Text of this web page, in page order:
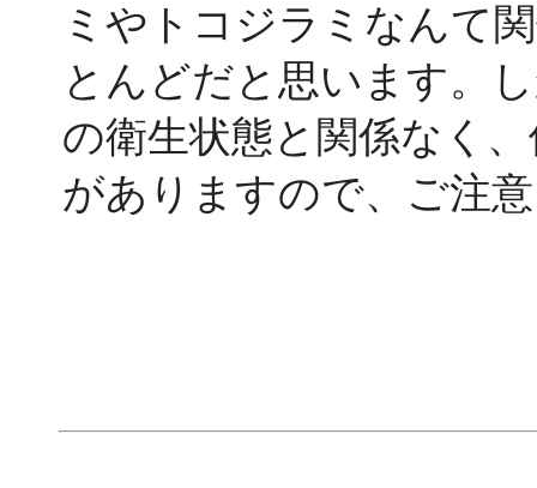
ミやトコジラミなんて
とんどだと思います。
の衛生状態と関係なく
がありますので、ご注